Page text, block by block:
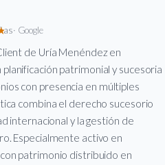
· Google
de Uría Menéndez en
patrimonial y sucesoria
con presencia en múltiples
combina el derecho sucesorio
internacional y la gestión de
Especialmente activo en
patrimonio distribuido en